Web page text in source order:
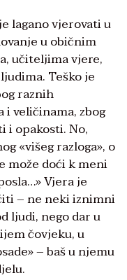
lagano vjerovati u
u običnim
učiteljima vjere,
Teško je
raznih
i veličinama, zbog
i opakosti. No,
«višeg razloga», o
može doći k meni
Vjera je
– ne neki iznimni
ljudi, nego dar u
čovjeku, u
– baš u njemu